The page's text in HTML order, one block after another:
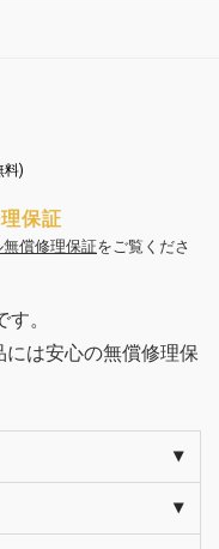
料)
保証
償修理保証をご覧くださ
。
は安心の無償修理保